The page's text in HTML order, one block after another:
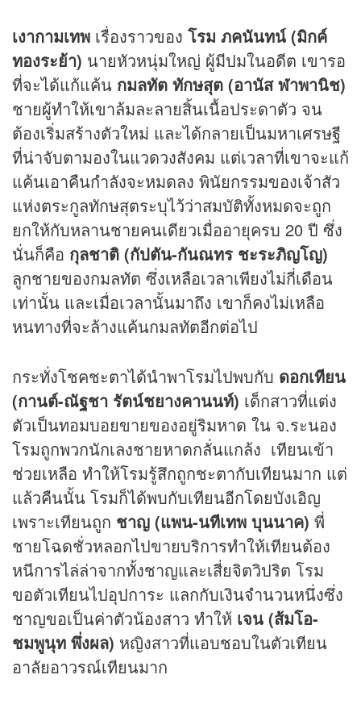
เงากามเทพ เรื่องราวของ โรม ภคนันทน์ (มิกค์
ทองระย้า) นายหัวหนุ่มใหญ่ ผู้มีปมในอดีต เขารอ
ที่จะได้แก้แค้น กมลทัต ทักษสุต (อานัสฬาพานิช)
ชายผู้ทำให้เขาล้มละลายสิ้นเนื้อประดาตัว จน
ต้องเริ่มสร้างตัวใหม่ และได้กลายเป็นมหาเศรษฐี
ที่น่าจับตามองในแวดวงสังคม แต่เวลาที่เขาจะแก้
แค้นเอาคืนกำลังจะหมดลง พินัยกรรมของเจ้าสัว
แห่งตระกูลทักษสุตระบุไว้ว่าสมบัติทั้งหมดจะถูก
ยกให้กับหลานชายคนเดียวเมื่ออายุครบ 20 ปี ซึ่ง
นั่นก็คือ กุลชาติ (กัปตัน-กันณทร ชะระภิญโญ)
ลูกชายของกมลทัต ซึ่งเหลือเวลาเพียงไม่กี่เดือน
เท่านั้น และเมื่อเวลานั้นมาถึง เขาก็คงไม่เหลือ
หนทางที่จะล้างแค้นกมลทัตอีกต่อไป
กระทั่งโชคชะตาได้นำพาโรมไปพบกับ ดอกเทียน
(กานต์-ณัฐชา รัตน์ชยางคานนท์) เด็กสาวที่แต่ง
ตัวเป็นทอมบอยขายของอยู่ริมหาด ใน จ.ระนอง
โรมถูกพวกนักเลงชายหาดกลั่นแกล้ง เทียนเข้า
ช่วยเหลือ ทำให้โรมรู้สึกถูกชะตากับเทียนมาก แต่
แล้วคืนนั้น โรมก็ได้พบกับเทียนอีกโดยบังเอิญ
เพราะเทียนถูก ชาญ (แพน-นทีเทพ บุนนาค) พี่
ชายโฉดชั่วหลอกไปขายบริการทำให้เทียนต้อง
หนีการไล่ล่าจากทั้งชาญและเสี่ยจิตวิปริต โรม
ขอตัวเทียนไปอุปการะ แลกกับเงินจำนวนหนึ่งซึ่ง
ชาญขอเป็นค่าตัวน้องสาว ทำให้ เจน (ส้มโอ-
ชมพูนุท พึ่งผล) หญิงสาวที่แอบชอบในตัวเทียน
อาลัยอาวรณ์เทียนมาก